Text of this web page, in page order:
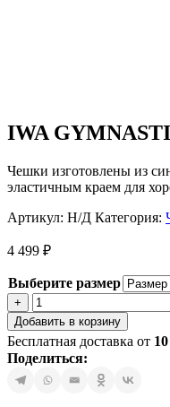
IWA
Чешки изготовлены из
эластичным краем для
Артикул: Н/Д Категория:
4 499 ₽
Выберите размер
+
Количество
товара
IWA
GYMNASTICS
509
W
Добавить в корзину
Бесплатная доставка от
Поделиться: